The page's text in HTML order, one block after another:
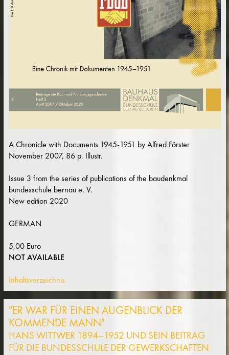
A Chronicle with Documents 1945-1951 by Alfred Förster
November 2007, 86 p. Illustr.
Issue 3 from the series of publications of the baudenkmal
bundesschule bernau e. V.
New edition 2020
GERMAN
5,00 Euro
NOT AVAILABLE
Inhaltsverzeichnis
"ER WAR FÜR EINEN AUGENBLICK DER
KOMMENDE MANN"
HANS WITTWER 1894–1952 UND SEIN BEITRAG
FÜR DIE BUNDESSCHULE DER GEWERKSCHAFTEN